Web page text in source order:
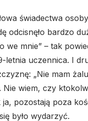
świadectwa
odcisnęło bardzo
we mnie” – tak
uczennica. I
„Nie mam
Nie wiem, czy
pozostają poza
było wydarzyć.